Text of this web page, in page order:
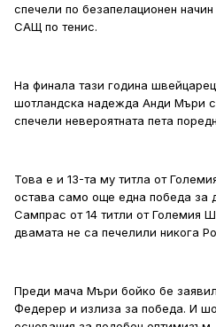
спечели по безапелационен
САЩ по тенис.
На финала тази година
шотландска надежда Анди Мъри
спечели невероятната пета
Това е и 13-та му титла от
остава само още една победа за
Сампрас от 14 титли от Големия
двамата не са печелили никога
Преди мача Мъри бойко бе
Федерер и излиза за победа. И